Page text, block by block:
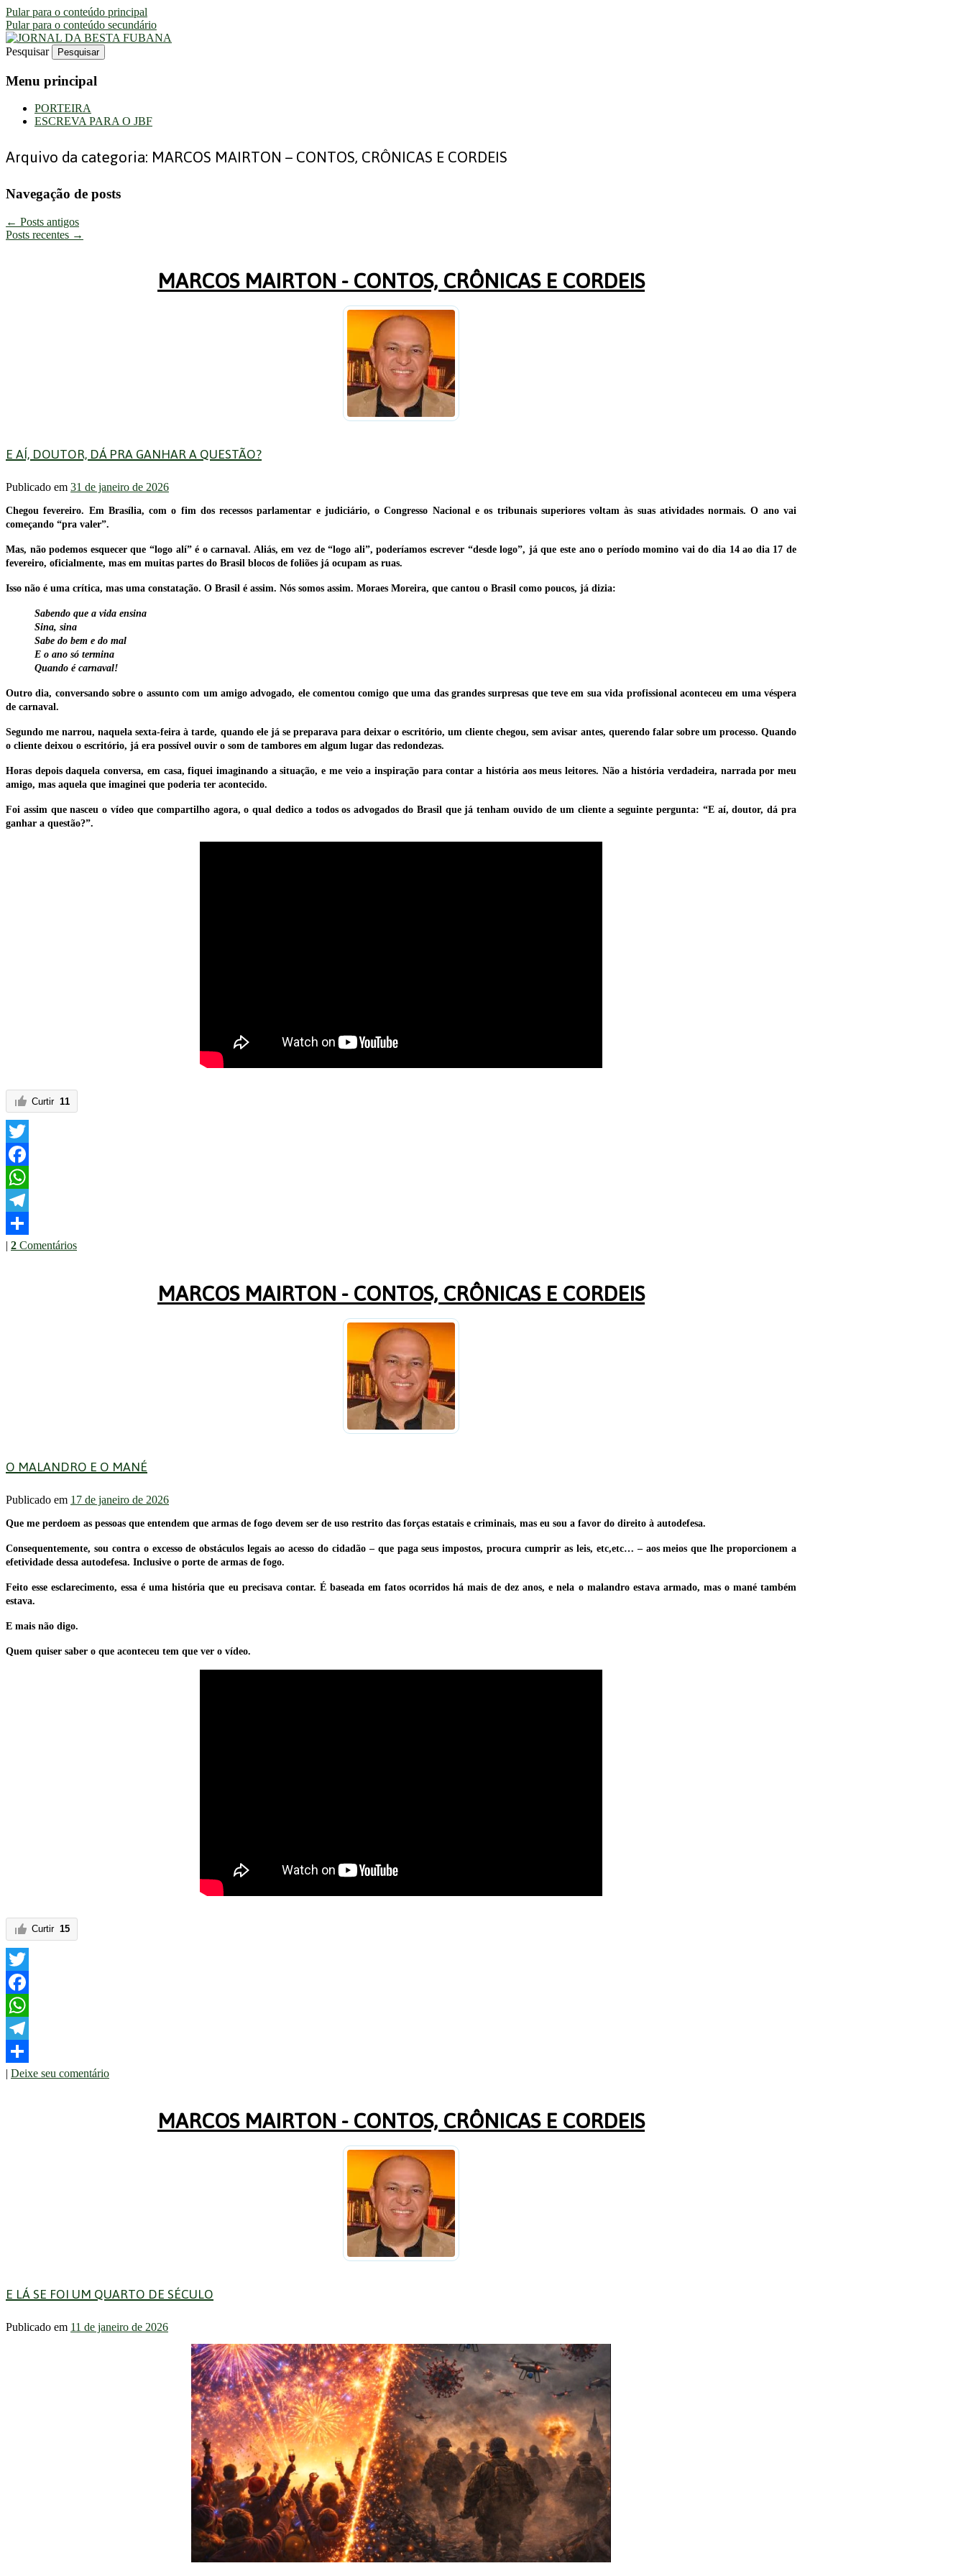
Pular para o conteúdo principal
Pular para o conteúdo secundário
JORNAL DA BESTA FUBANA
Uma Gazeta Escrota
Pesquisar
Menu principal
PORTEIRA
ESCREVA PARA O JBF
Arquivo da categoria:MARCOS MAIRTON – CONTOS, CRÔNICAS E CORDEIS
Navegação de posts
← Posts antigos
Posts recentes →
MARCOS MAIRTON - CONTOS, CRÔNICAS E CORDEIS
E AÍ, DOUTOR, DÁ PRA GANHAR A QUESTÃO?
Publicado em 31 de janeiro de 2026
Chegou fevereiro. Em Brasília, com o fim dos recessos parlamentar e judiciário, o Congresso Nacional e os tribunais superiores voltam às suas atividades normais. O ano vai
começando “pra valer”.
Mas, não podemos esquecer que “logo alí” é o carnaval. Aliás, em vez de “logo ali”, poderíamos escrever “desde logo”, já que este ano o período momino vai do dia 14 ao dia 17 de
fevereiro, oficialmente, mas em muitas partes do Brasil blocos de foliões já ocupam as ruas.
Isso não é uma crítica, mas uma constatação. O Brasil é assim. Nós somos assim. Moraes Moreira, que cantou o Brasil como poucos, já dizia:
Sabendo que a vida ensina
Sina, sina
Sabe do bem e do mal
E o ano só termina
Quando é carnaval!
Outro dia, conversando sobre o assunto com um amigo advogado, ele comentou comigo que uma das grandes surpresas que teve em sua vida profissional aconteceu em uma véspera
de carnaval.
Segundo me narrou, naquela sexta-feira à tarde, quando ele já se preparava para deixar o escritório, um cliente chegou, sem avisar antes, querendo falar sobre um processo. Quando
o cliente deixou o escritório, já era possível ouvir o som de tambores em algum lugar das redondezas.
Horas depois daquela conversa, em casa, fiquei imaginando a situação, e me veio a inspiração para contar a história aos meus leitores. Não a história verdadeira, narrada por meu
amigo, mas aquela que imaginei que poderia ter acontecido.
Foi assim que nasceu o vídeo que compartilho agora, o qual dedico a todos os advogados do Brasil que já tenham ouvido de um cliente a seguinte pergunta: “E aí, doutor, dá pra
ganhar a questão?”.
Curtir 11
Twitter
Facebook
WhatsApp
Telegram
Share
| 2 Comentários
MARCOS MAIRTON - CONTOS, CRÔNICAS E CORDEIS
O MALANDRO E O MANÉ
Publicado em 17 de janeiro de 2026
Que me perdoem as pessoas que entendem que armas de fogo devem ser de uso restrito das forças estatais e criminais, mas eu sou a favor do direito à autodefesa.
Consequentemente, sou contra o excesso de obstáculos legais ao acesso do cidadão – que paga seus impostos, procura cumprir as leis, etc,etc… – aos meios que lhe proporcionem a
efetividade dessa autodefesa. Inclusive o porte de armas de fogo.
Feito esse esclarecimento, essa é uma história que eu precisava contar. É baseada em fatos ocorridos há mais de dez anos, e nela o malandro estava armado, mas o mané também
estava.
E mais não digo.
Quem quiser saber o que aconteceu tem que ver o vídeo.
Curtir 15
Twitter
Facebook
WhatsApp
Telegram
Share
| Deixe seu comentário
MARCOS MAIRTON - CONTOS, CRÔNICAS E CORDEIS
E LÁ SE FOI UM QUARTO DE SÉCULO
Publicado em 11 de janeiro de 2026